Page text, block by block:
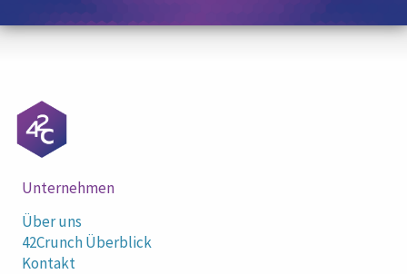
Unternehmen
Über uns
42Crunch Überblick
Kontakt